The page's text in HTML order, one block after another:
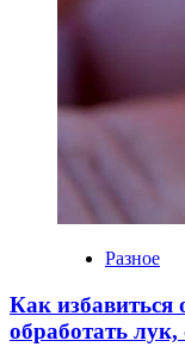
Разное
Как избавиться
обработать